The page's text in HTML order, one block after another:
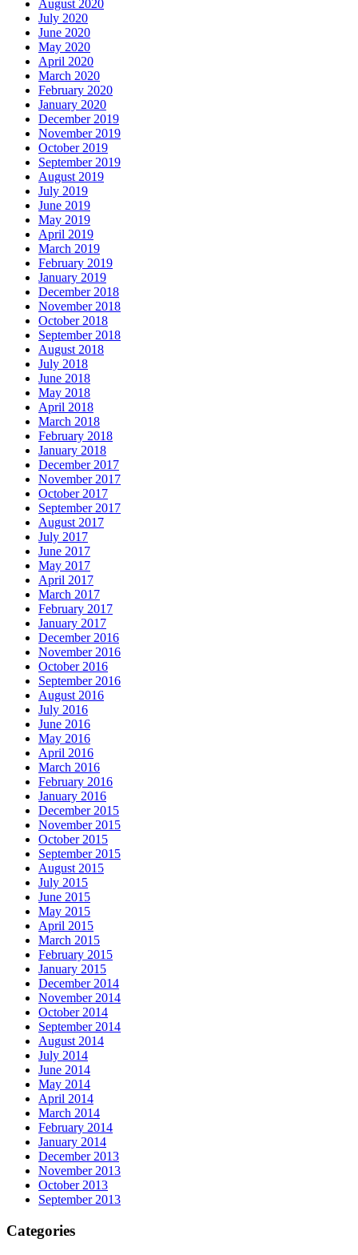
August 2020
July 2020
June 2020
May 2020
April 2020
March 2020
February 2020
January 2020
December 2019
November 2019
October 2019
September 2019
August 2019
July 2019
June 2019
May 2019
April 2019
March 2019
February 2019
January 2019
December 2018
November 2018
October 2018
September 2018
August 2018
July 2018
June 2018
May 2018
April 2018
March 2018
February 2018
January 2018
December 2017
November 2017
October 2017
September 2017
August 2017
July 2017
June 2017
May 2017
April 2017
March 2017
February 2017
January 2017
December 2016
November 2016
October 2016
September 2016
August 2016
July 2016
June 2016
May 2016
April 2016
March 2016
February 2016
January 2016
December 2015
November 2015
October 2015
September 2015
August 2015
July 2015
June 2015
May 2015
April 2015
March 2015
February 2015
January 2015
December 2014
November 2014
October 2014
September 2014
August 2014
July 2014
June 2014
May 2014
April 2014
March 2014
February 2014
January 2014
December 2013
November 2013
October 2013
September 2013
Categories